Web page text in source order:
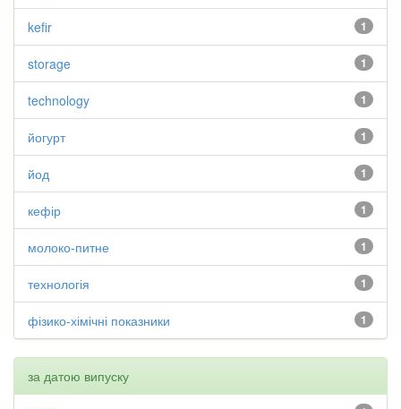
1
kefir
1
storage
1
technology
1
йогурт
1
йод
1
кефір
1
молоко-питне
1
технологія
1
фізико-хімічні показники
за датою випуску